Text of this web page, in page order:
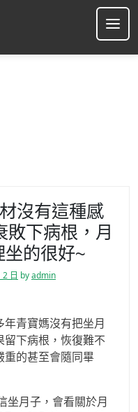
沒有這種感
敗下病根，月
坐的很好~
日 byadmin
青寶媽沒有把坐月
留下病根，恢復難不
重的甚至會隨同畢
坐月子，會看關於月